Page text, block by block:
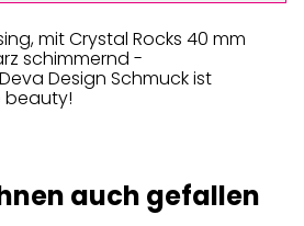
mit Crystal Rocks 40 mm
schimmernd -
Design Schmuck ist
beauty!
auch gefallen